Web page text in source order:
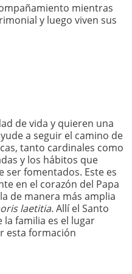
mientras
y luego viven sus
de vida y quieren una
a seguir el camino de
tanto cardinales como
y los hábitos que
ser fomentados. Este es
en el corazón del Papa
de manera más amplia
laetitia. Allí el Santo
la familia es el lugar
esta formación